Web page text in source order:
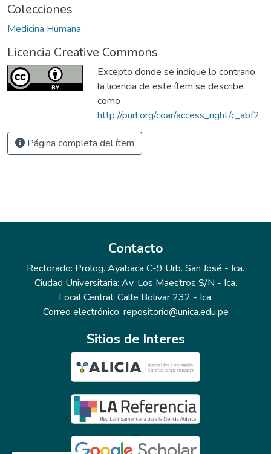
Colecciones
Medicina Humana
Licencia Creative Commons
Excepto donde se indique lo contrario,
la licencia de este ítem se describe
como
http://purl.org/coar/access_right/c_abf2
Página completa del ítem
Contacto
Rectorado: Prolog. Ayabaca C-9 Urb. San José - Ica.
Ciudad Universitaria: Av. Los Maestros S/N - Ica.
Local Central: Calle Bolivar 232 - Ica.
Correo electrónico: repositorio@unica.edu.pe
Sitios de Interes